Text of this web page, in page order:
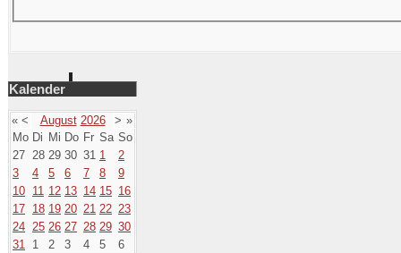
Kalender
« < August 2026 > »
Mo Di Mi Do Fr Sa So
27 28 29 30 31 1
2
3
4 5 6 7 8
9
10 11 12 13 14 15 16
17 18 19 20 21 22 23
24 25 26 27 28 29 30
31 1 2 3 4 5 6